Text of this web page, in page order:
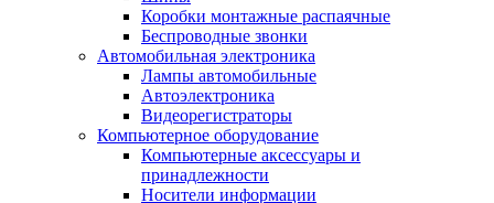
Коробки монтажные распаячные
Беспроводные звонки
Автомобильная электроника
Лампы автомобильные
Автоэлектроника
Видеорегистраторы
Компьютерное оборудование
Компьютерные аксессуары и
принадлежности
Носители информации